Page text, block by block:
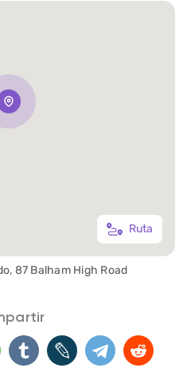
Ruta
87 Balham High Road